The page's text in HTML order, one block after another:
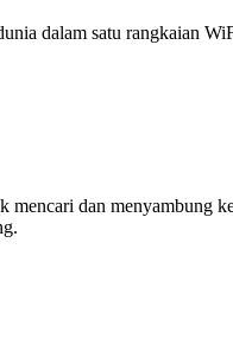
dalam satu rangkaian
dan menyambung